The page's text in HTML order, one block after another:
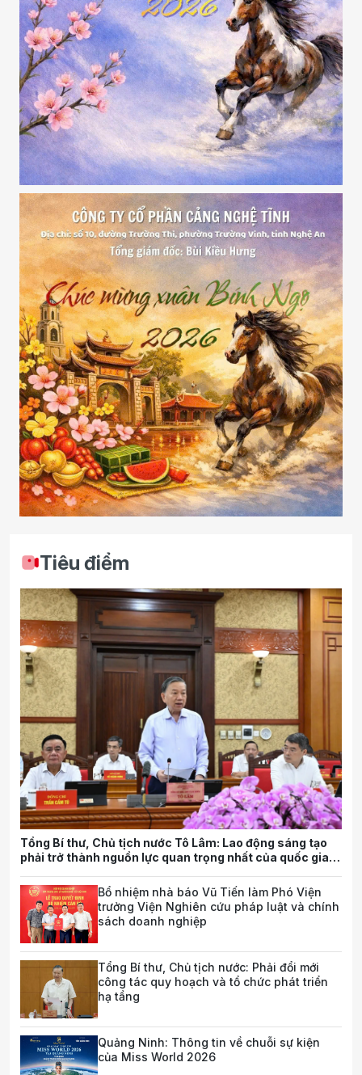
Tiêu điểm
Tổng Bí thư, Chủ tịch nước Tô Lâm: Lao động sáng tạo
phải trở thành nguồn lực quan trọng nhất của quốc gia
Bổ nhiệm nhà báo Vũ Tiến làm Phó Viện
trưởng Viện Nghiên cứu pháp luật và chính
sách doanh nghiệp
Tổng Bí thư, Chủ tịch nước: Phải đổi mới
công tác quy hoạch và tổ chức phát triển
hạ tầng
Quảng Ninh: Thông tin về chuỗi sự kiện
của Miss World 2026